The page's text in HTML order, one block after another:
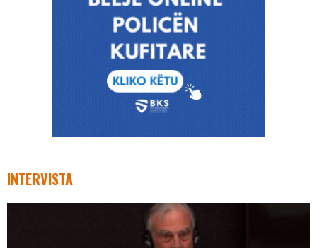
INTERVISTA